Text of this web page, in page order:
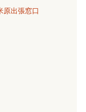
原出張窓口